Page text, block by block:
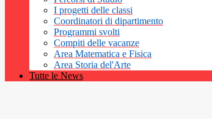
I progetti delle classi
Coordinatori di dipartimento
Programmi svolti
Compiti delle vacanze
Area Matematica e Fisica
Area Storia del'Arte
Tutte le News